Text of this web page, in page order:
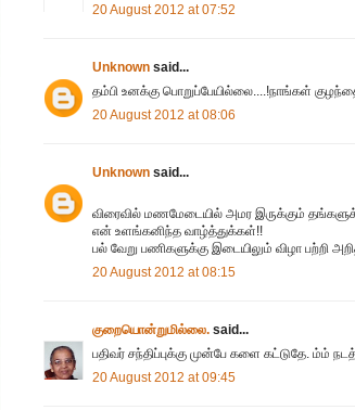
20 August 2012 at 07:52
Unknown said...
தம்பி உனக்கு பொறுப்பேயில்லை....!நாங்கள்
20 August 2012 at 08:06
Unknown said...
விரைவில் மணமேடையில் அமர இருக்கும்
என் உளங்கனிந்த வாழ்த்துக்கள்!!
பல் வேறு பணிகளுக்கு இடையிலும் விழா பற்றி
20 August 2012 at 08:15
குறையொன்றுமில்லை. said...
பதிவர் சந்திப்புக்கு முன்பே களை கட்டுதே. ம்ம்
20 August 2012 at 09:45